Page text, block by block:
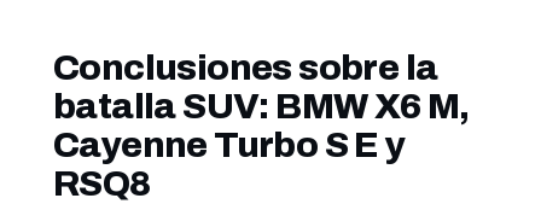
Conclusiones sobre la
batalla SUV: BMW X6 M,
Cayenne Turbo S E y
RSQ8